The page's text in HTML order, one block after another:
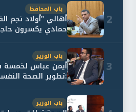
2
باب المحافظ
أهالي "أولاد نجم
حمادي يكسرون
حقيقة...
3
باب الوزير
أيمن عباس
:تطوير الصحة
خدمات العلاج و...
باب الوزير